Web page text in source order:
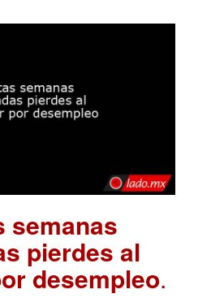
semanas
pierdes al
desempleo.